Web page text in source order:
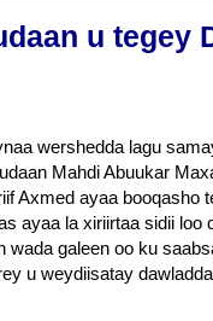
u tegey
wershedda lagu
Mahdi Abuukar
Axmed ayaa booqasho
ayaa la xiriirtaa sidii
wada galeen oo ku
u weydiisatay